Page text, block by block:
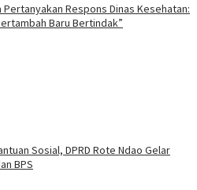
Pertanyakan Respons Dinas Kesehatan:
Baru Bertindak”
Sosial, DPRD Rote Ndao Gelar
BPS